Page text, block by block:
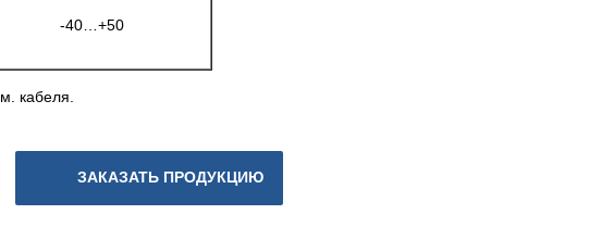
-40…+50
кабеля.
ЗАКАЗАТЬ ПРОДУКЦИЮ